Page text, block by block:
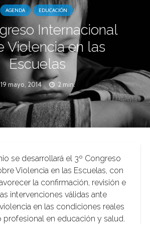
AGENDA EDUCACIÓN
Internacional
Violencia en las
Escuelas
19 mayo, 2014 2 min.
se desarrollará el 3º Congreso
Violencia en las Escuelas, con
la confirmación, revisión e
intervenciones válidas ante
en las condiciones reales
en educación y salud.